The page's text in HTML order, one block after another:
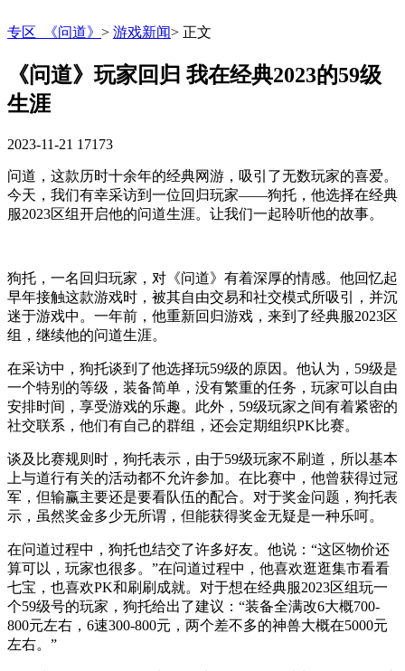
专区_《问道》 > 游戏新闻> 正文
《问道》玩家回归 我在经典2023的59级
生涯
2023-11-21 17173
问道，这款历时十余年的经典网游，吸引了无数玩家的喜爱。
今天，我们有幸采访到一位回归玩家——狗托，他选择在经典
服2023区组开启他的问道生涯。让我们一起聆听他的故事。
狗托，一名回归玩家，对《问道》有着深厚的情感。他回忆起
早年接触这款游戏时，被其自由交易和社交模式所吸引，并沉
迷于游戏中。一年前，他重新回归游戏，来到了经典服2023区
组，继续他的问道生涯。
在采访中，狗托谈到了他选择玩59级的原因。他认为，59级是
一个特别的等级，装备简单，没有繁重的任务，玩家可以自由
安排时间，享受游戏的乐趣。此外，59级玩家之间有着紧密的
社交联系，他们有自己的群组，还会定期组织PK比赛。
谈及比赛规则时，狗托表示，由于59级玩家不刷道，所以基本
上与道行有关的活动都不允许参加。在比赛中，他曾获得过冠
军，但输赢主要还是要看队伍的配合。对于奖金问题，狗托表
示，虽然奖金多少无所谓，但能获得奖金无疑是一种乐呵。
在问道过程中，狗托也结交了许多好友。他说：“这区物价还
算可以，玩家也很多。”在问道过程中，他喜欢逛逛集市看看
七宝，也喜欢PK和刷刷成就。对于想在经典服2023区组玩一
个59级号的玩家，狗托给出了建议：“装备全满改6大概700-
800元左右，6速300-800元，两个差不多的神兽大概在5000元
左右。”